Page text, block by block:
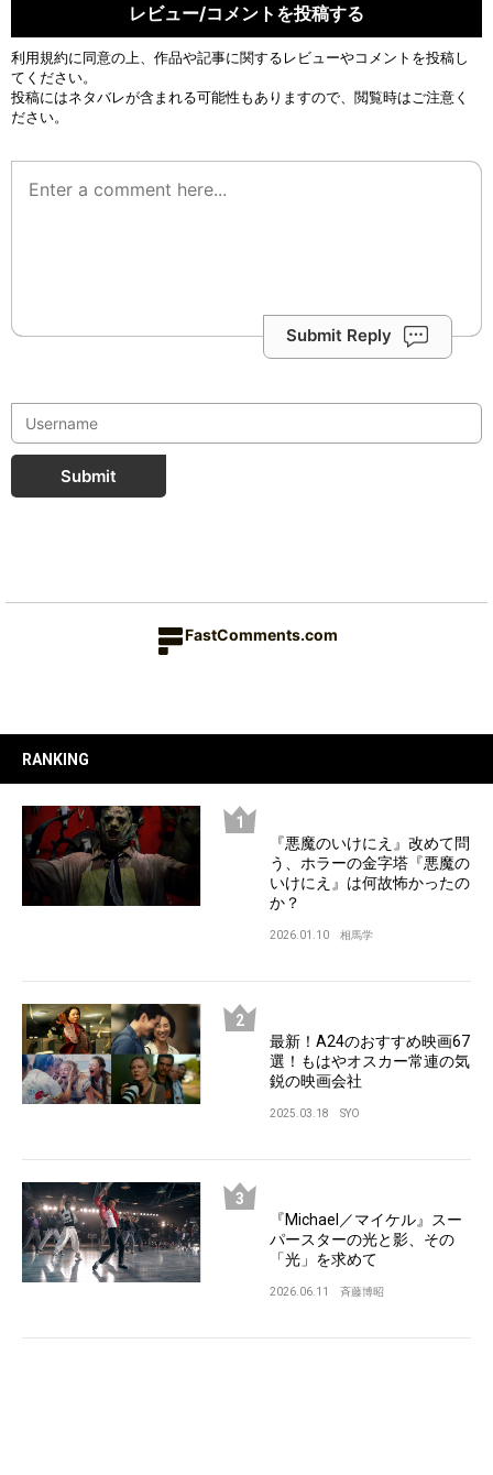
レビュー/コメントを投稿する
利用規約に同意の上、作品や記事に関するレビューやコメントを投稿し
てください。
投稿にはネタバレが含まれる可能性もありますので、閲覧時はご注意く
ださい。
Submit Reply
Submit
FastComments.com
RANKING
『悪魔のいけにえ』改めて問
う、ホラーの金字塔『悪魔の
いけにえ』は何故怖かったの
か？
2026.01.10 相馬学
最新！A24のおすすめ映画67
選！もはやオスカー常連の気
鋭の映画会社
2025.03.18 SYO
『Michael／マイケル』スー
パースターの光と影、その
「光」を求めて
2026.06.11 斉藤博昭